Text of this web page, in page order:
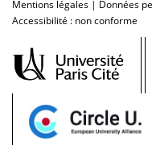
Mentions légales | Données
Accessibilité : non conforme